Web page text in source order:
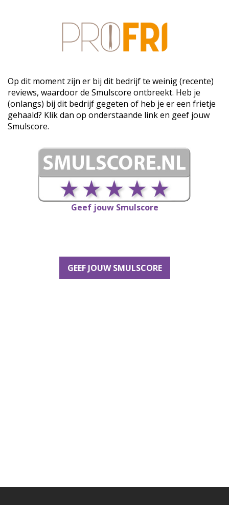
Op dit moment zijn er bij dit bedrijf te weinig (recente)
reviews, waardoor de Smulscore ontbreekt. Heb je
(onlangs) bij dit bedrijf gegeten of heb je er een frietje
gehaald? Klik dan op onderstaande link en geef jouw
Smulscore.
Geef jouw Smulscore
GEEF JOUW SMULSCORE